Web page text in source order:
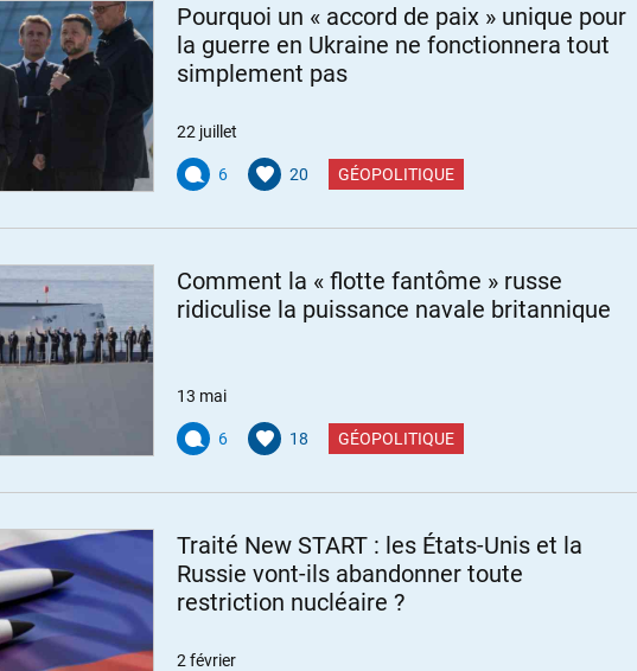
Pourquoi un « accord de paix » unique pour
la guerre en Ukraine ne fonctionnera tout
simplement pas
22 juillet
6 20 GÉOPOLITIQUE
Comment la « flotte fantôme » russe
ridiculise la puissance navale britannique
13 mai
6 18 GÉOPOLITIQUE
Traité New START : les États-Unis et la
Russie vont-ils abandonner toute
restriction nucléaire ?
2 février